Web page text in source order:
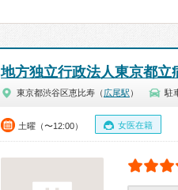
地方独立行政法人東京都
東京都渋谷区恵比寿（ 広尾駅 ） 駐
土曜（〜12:00） 女医在籍